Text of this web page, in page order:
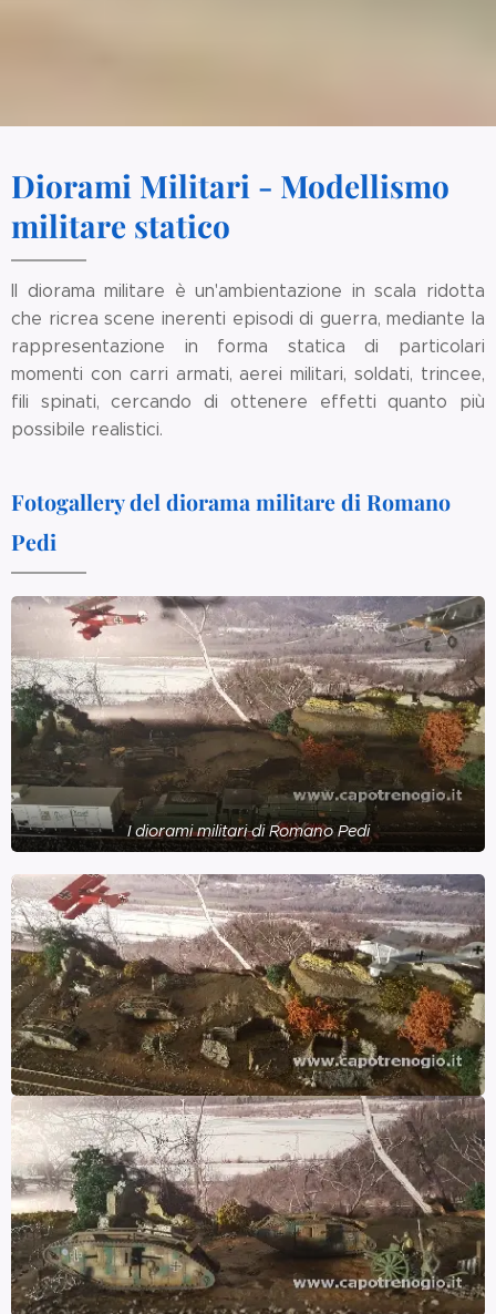
Diorami Militari - Modellismo
militare statico
Il diorama militare è un'ambientazione in scala ridotta
che ricrea scene inerenti episodi di guerra, mediante la
rappresentazione in forma statica di particolari
momenti con carri armati, aerei militari, soldati, trincee,
fili spinati, cercando di ottenere effetti quanto più
possibile realistici.
Fotogallery del diorama militare di Romano
Pedi
I diorami militari di Romano Pedi